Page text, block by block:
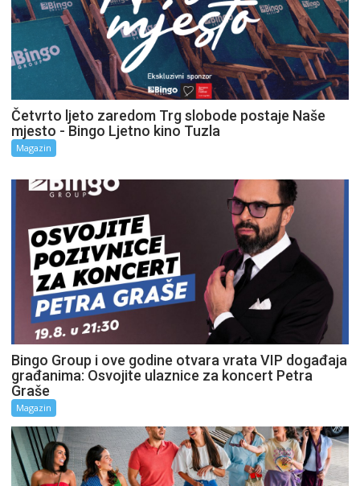
Četvrto ljeto zaredom Trg slobode postaje Naše
mjesto - Bingo Ljetno kino Tuzla
Magazin
Bingo Group i ove godine otvara vrata VIP događaja
građanima: Osvojite ulaznice za koncert Petra
Graše
Magazin